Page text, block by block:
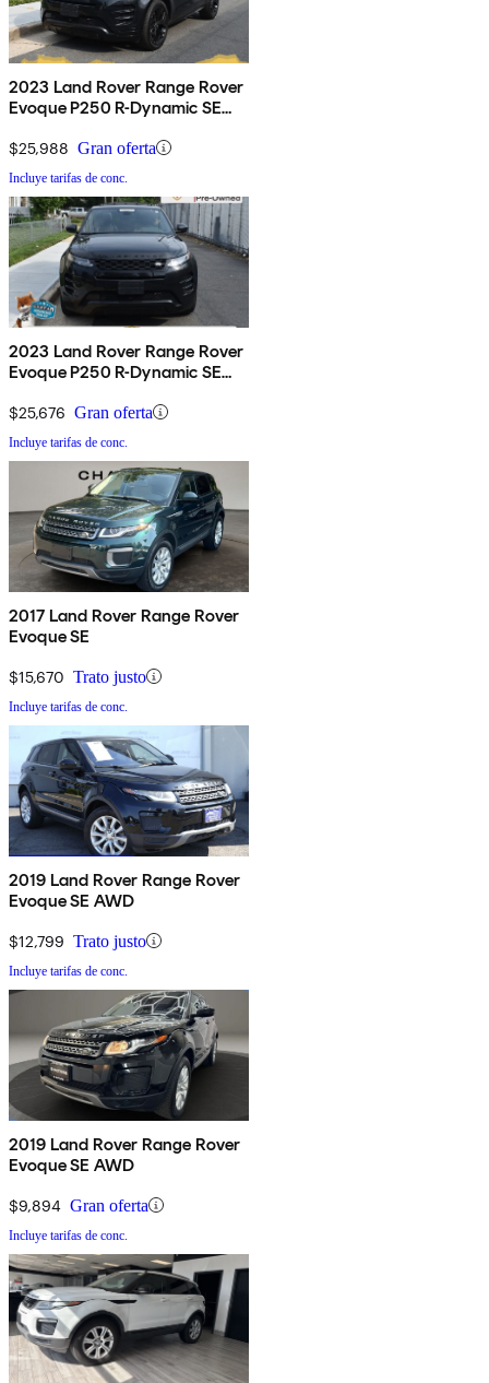
2023 Land Rover Range Rover
Evoque P250 R-Dynamic SE
$25,988 Gran oferta
Incluye tarifas de conc.
2023 Land Rover Range Rover
Evoque P250 R-Dynamic SE
$25,676 Gran oferta
Incluye tarifas de conc.
2017 Land Rover Range Rover
Evoque SE
$15,670 Trato justo
Incluye tarifas de conc.
2019 Land Rover Range Rover
Evoque SE AWD
$12,799 Trato justo
Incluye tarifas de conc.
2019 Land Rover Range Rover
Evoque SE AWD
$9,894 Gran oferta
Incluye tarifas de conc.